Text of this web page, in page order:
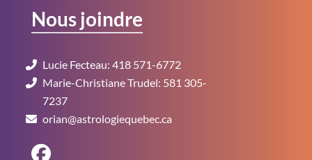
Nous joindre
Lucie Fecteau: 418 571-6772
Marie-Christiane Trudel: 581 305-
7237
orian@astrologiequebec.ca